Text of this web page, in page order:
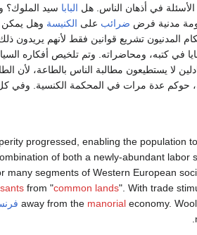
الأسئلة في أذهان الناس. هل البابا سيد الملوك؟
مدنية فرض ضرائب على الكنيسة وهل يمكن
المدنيون تشريع قوانين فقط لأنهم يريدون
في كتبه، ومحاضراته. وتم تلخيص أفكاره
لا يستطيعون مطالبة الناس بالطاعة، لأن
حوكم عدة مرات في المحكمة الكنسية. وفي كل
progressed, enabling the population
of both a newly-abundant labor
many segments of Western European
from "common lands". With trade
away from the manorial economy.